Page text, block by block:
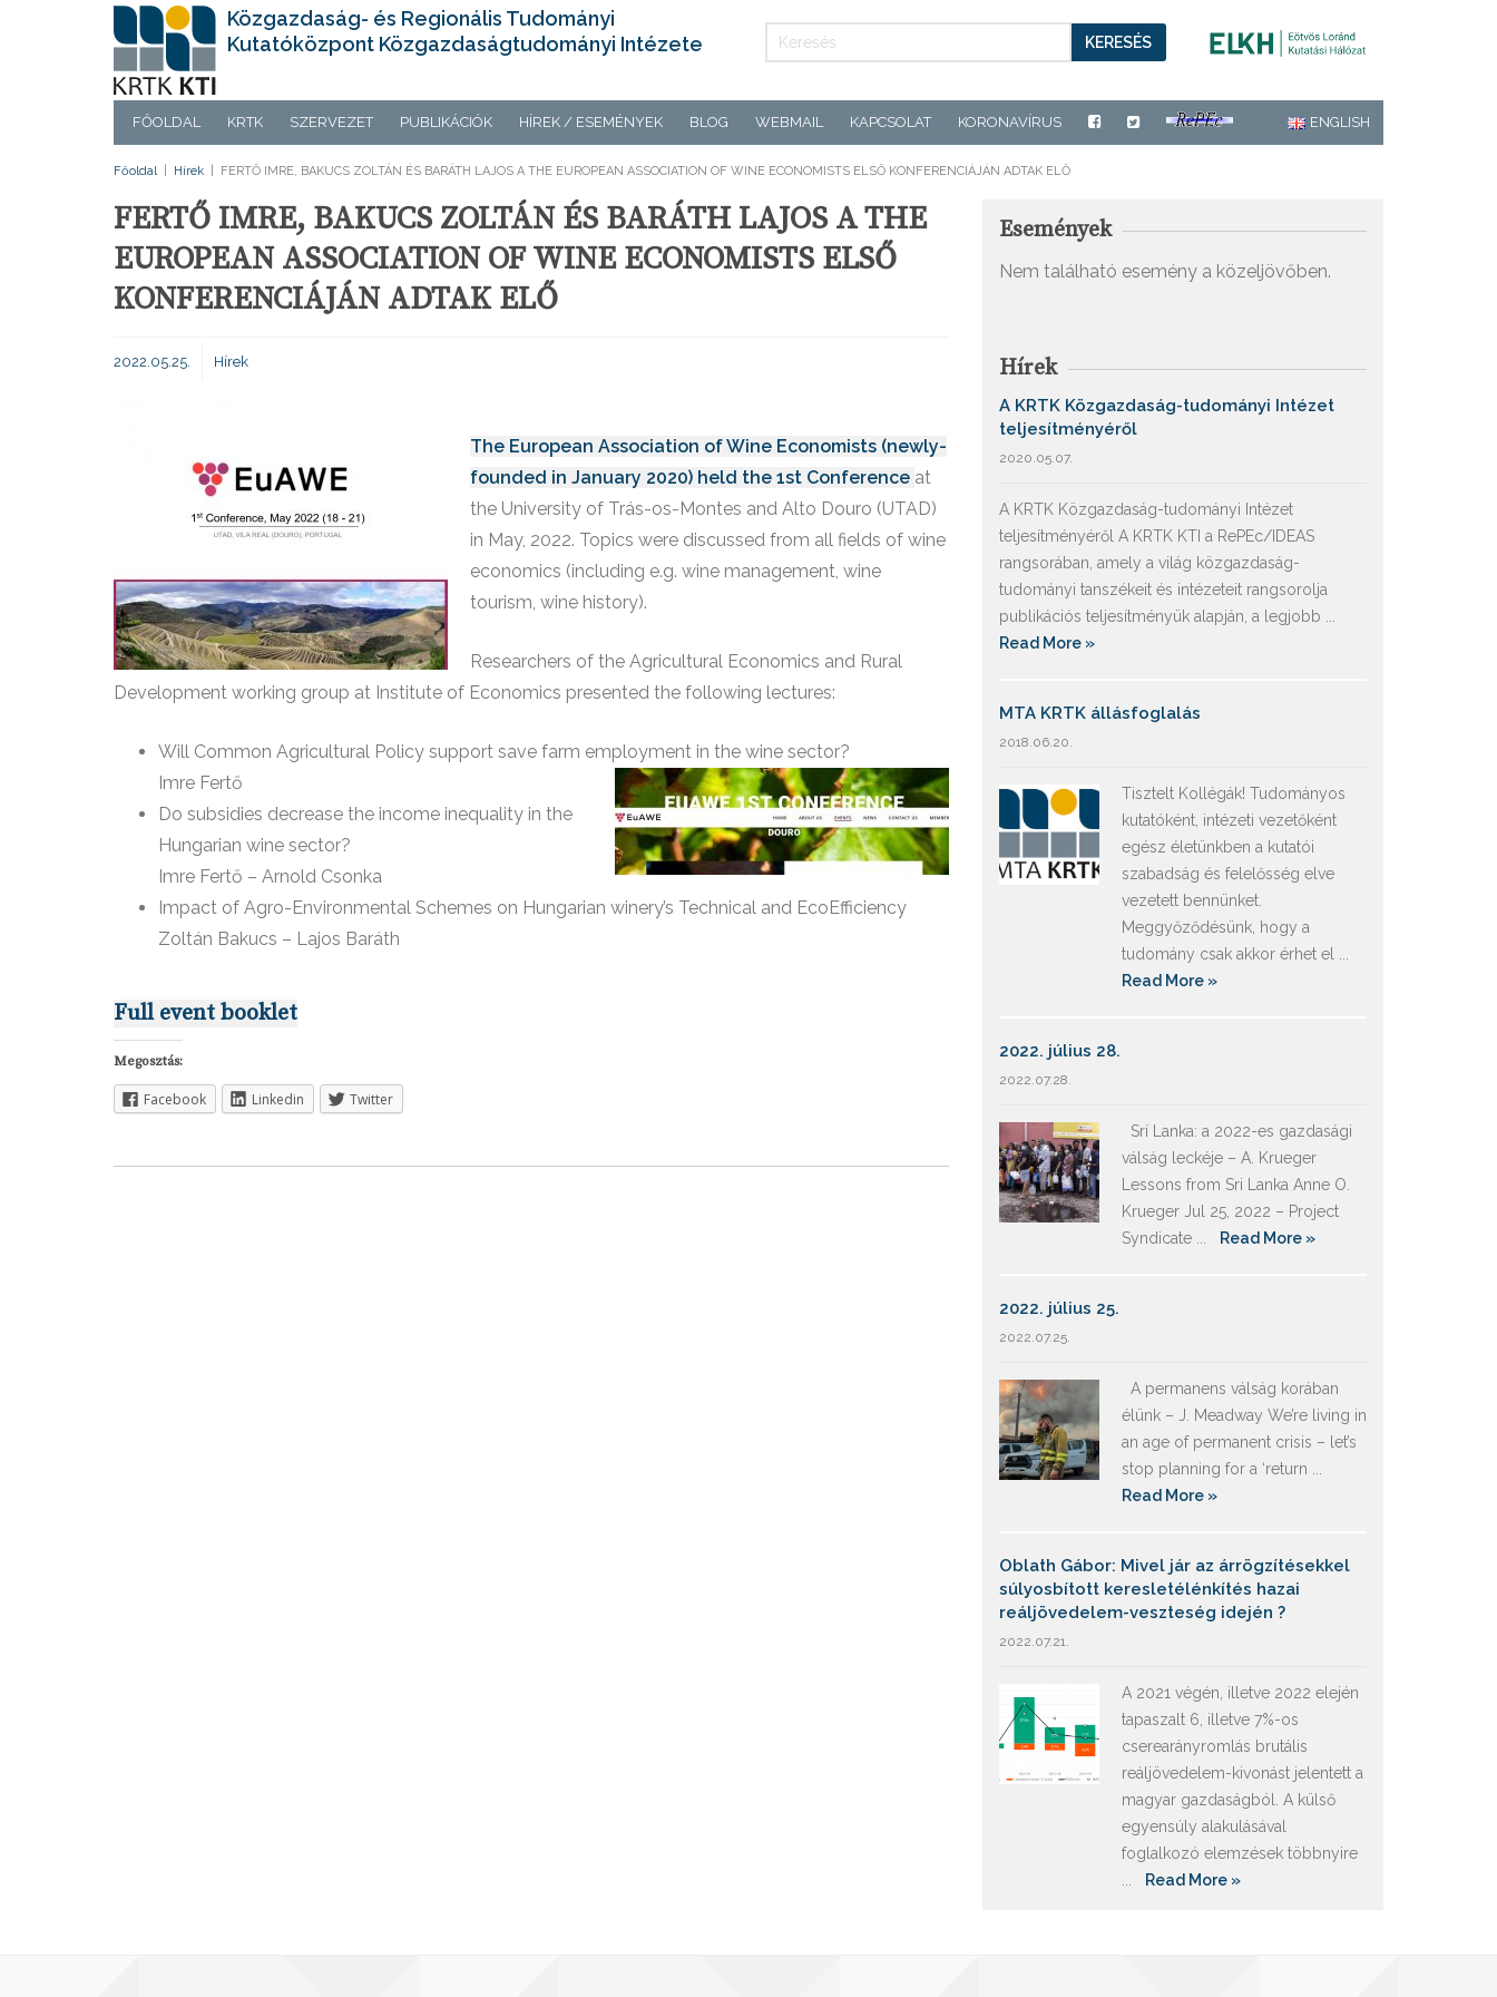
Közgazdaság- és Regionális Tudományi
Kutatóközpont Közgazdaságtudományi Intézete
KERESÉS
FŐOLDAL KRTK SZERVEZET PUBLIKÁCIÓK HÍREK / ESEMÉNYEK BLOG WEBMAIL KAPCSOLAT KORONAVÍRUS ENGLISH
Főoldal Hírek FERTŐ IMRE, BAKUCS ZOLTÁN ÉS BARÁTH LAJOS A THE EUROPEAN ASSOCIATION OF WINE ECONOMISTS ELSŐ KONFERENCIÁJÁN ADTAK ELŐ
FERTŐ IMRE, BAKUCS ZOLTÁN ÉS BARÁTH LAJOS A THE
EUROPEAN ASSOCIATION OF WINE ECONOMISTS ELSŐ
KONFERENCIÁJÁN ADTAK ELŐ
2022.05.25. Hírek
The European Association of Wine Economists (newly-
founded in January 2020) held the 1st Conference at
the University of Trás-os-Montes and Alto Douro (UTAD)
in May, 2022. Topics were discussed from all fields of wine
economics (including e.g. wine management, wine
tourism, wine history).
Researchers of the Agricultural Economics and Rural
Development working group at Institute of Economics presented the following lectures:
Will Common Agricultural Policy support save farm employment in the wine sector?
Imre Fertő
Do subsidies decrease the income inequality in the
Hungarian wine sector?
Imre Fertő – Arnold Csonka
Impact of Agro-Environmental Schemes on Hungarian winery’s Technical and EcoEfficiency
Zoltán Bakucs – Lajos Baráth
Full event booklet
Megosztás:
Facebook Linkedin Twitter
Események
Nem található esemény a közeljövőben.
Hírek
A KRTK Közgazdaság-tudományi Intézet
teljesítményéről
2020.05.07.
A KRTK Közgazdaság-tudományi Intézet
teljesítményéről A KRTK KTI a RePEc/IDEAS
rangsorában, amely a világ közgazdaság-
tudományi tanszékeit és intézeteit rangsorolja
publikációs teljesítményük alapján, a legjobb ...
Read More »
MTA KRTK állásfoglalás
2018.06.20.
Tisztelt Kollégák! Tudományos
kutatóként, intézeti vezetőként
egész életünkben a kutatói
szabadság és felelősség elve
vezetett bennünket.
Meggyőződésünk, hogy a
tudomány csak akkor érhet el ...
Read More »
2022. július 28.
2022.07.28.
Srí Lanka: a 2022-es gazdasági
válság leckéje – A. Krueger
Lessons from Sri Lanka Anne O.
Krueger Jul 25, 2022 – Project
Syndicate ...
Read More »
2022. július 25.
2022.07.25.
A permanens válság korában
élünk – J. Meadway We’re living in
an age of permanent crisis – let’s
stop planning for a ‘return ...
Read More »
Oblath Gábor: Mivel jár az árrögzítésekkel
súlyosbított keresletélénkítés hazai
reáljövedelem-veszteség idején ?
2022.07.21.
A 2021 végén, illetve 2022 elején
tapaszalt 6, illetve 7%-os
cserearányromlás brutális
reáljövedelem-kivonást jelentett a
magyar gazdaságból. A külső
egyensúly alakulásával
foglalkozó elemzések többnyire
Read More »